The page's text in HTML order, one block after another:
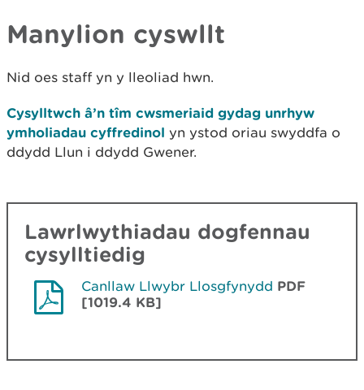
Manylion cyswllt
Nid oes staff yn y lleoliad hwn.
Cysylltwch â’n tîm cwsmeriaid gydag unrhyw
ymholiadau cyffredinol yn ystod oriau swyddfa o
ddydd Llun i ddydd Gwener.
Lawrlwythiadau dogfennau
cysylltiedig
Canllaw Llwybr Llosgfynydd PDF
[1019.4 KB]